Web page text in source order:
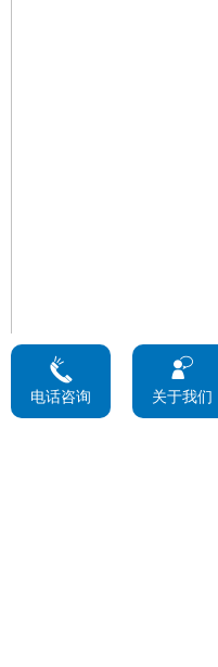
电话咨询 关于我们